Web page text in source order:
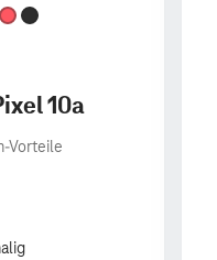
10a